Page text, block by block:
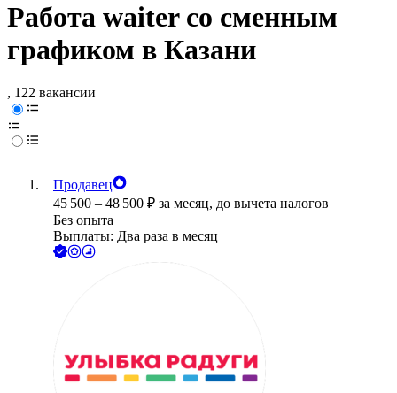
Работа waiter со сменным
графиком в Казани
, 122 вакансии
Продавец
45 500 – 48 500 ₽ за месяц, до вычета налогов
Без опыта
Выплаты: Два раза в месяц